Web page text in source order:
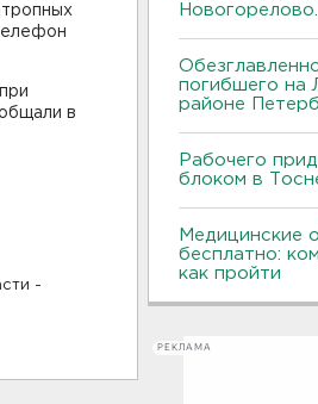
в
-
погибшего на
районе
Рабочего
блоком в
Медицинские
бесплатно:
как пройти
РЕКЛАМА